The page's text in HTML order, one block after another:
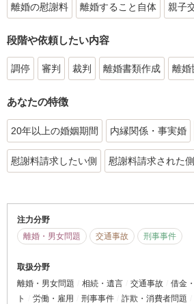
離婚の慰謝料 離婚すること自体 親子
段階や依頼したい内容
調停 審判 裁判 離婚書類作成 離婚
あなたの特徴
20年以上の婚姻期間 内縁関係・事実婚
慰謝料請求したい側 慰謝料請求された側
注力分野
離婚・男女問題
交通事故 刑事事件
取扱分野
離婚・男女問題
相続・遺言 交通事故 借金
ト
労働・雇用 刑事事件 詐欺・消費者問題